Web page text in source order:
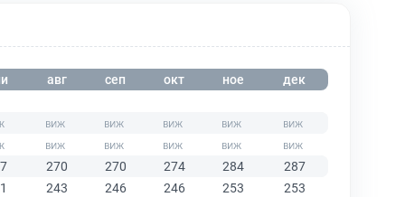
авг сеп окт ное дек
270 270 274 284
287
243 246 246 253 253